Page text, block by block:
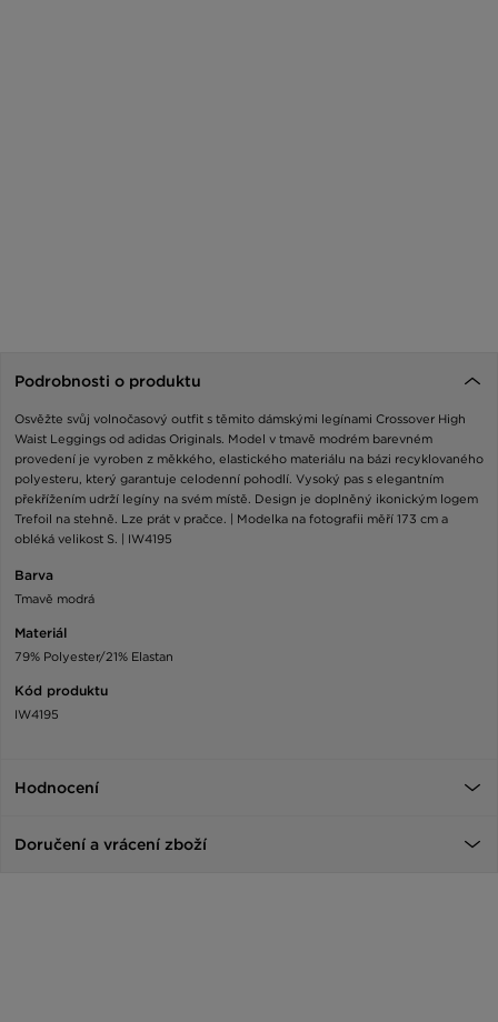
Podrobnosti o produktu
Osvěžte svůj volnočasový outfit s těmito dámskými legínami Crossover High
Waist Leggings od adidas Originals. Model v tmavě modrém barevném
provedení je vyroben z měkkého, elastického materiálu na bázi recyklovaného
polyesteru, který garantuje celodenní pohodlí. Vysoký pas s elegantním
překřížením udrží legíny na svém místě. Design je doplněný ikonickým logem
Trefoil na stehně. Lze prát v pračce. | Modelka na fotografii měří 173 cm a
obléká velikost S. | IW4195
Barva
Tmavě modrá
Materiál
79% Polyester/21% Elastan
Kód produktu
IW4195
Hodnocení
Doručení a vrácení zboží